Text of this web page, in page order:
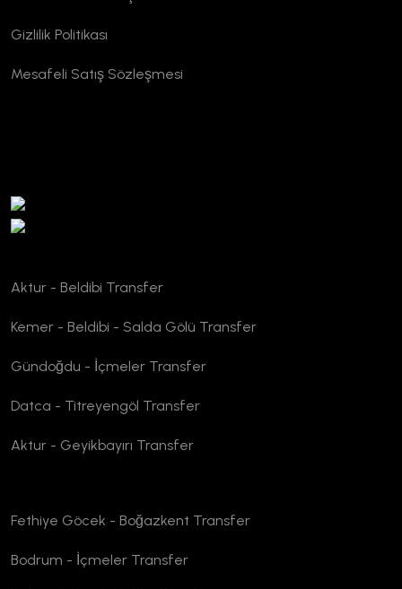
Gizlilik Politikası
Mesafeli Satış Sözleşmesi
Aktur - Beldibi Transfer
Kemer - Beldibi - Salda Gölü Transfer
Gündoğdu - İçmeler Transfer
Datca - Titreyengöl Transfer
Aktur - Geyikbayırı Transfer
Fethiye Göcek - Boğazkent Transfer
Bodrum - İçmeler Transfer